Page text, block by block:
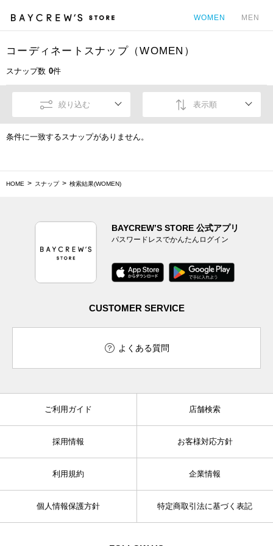
WOMEN MEN
コーディネートスナップ（WOMEN）
スナップ数 0件
絞り込む 表示順
条件に一致するスナップがありません。
HOME スナップ 検索結果(WOMEN)
BAYCREW’S STORE 公式アプリ
パスワードレスでかんたんログイン
CUSTOMER SERVICE
よくある質問
ご利用ガイド 店舗検索
採用情報 お客様対応方針
利用規約 企業情報
個人情報保護方針 特定商取引法に基づく表記